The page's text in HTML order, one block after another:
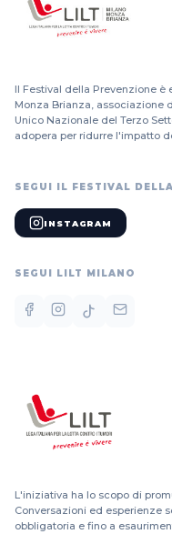
Il Festival della Prevenzione è
Monza Brianza, associazione
Unico Nazionale del Terzo
adopera per ridurre l'impatto
SEGUI IL FESTIVAL
INSTAGRAM
SEGUI LILT MILANO
L'iniziativa ha lo scopo di
Conversazioni ed esperienze
obbligatoria e fino a